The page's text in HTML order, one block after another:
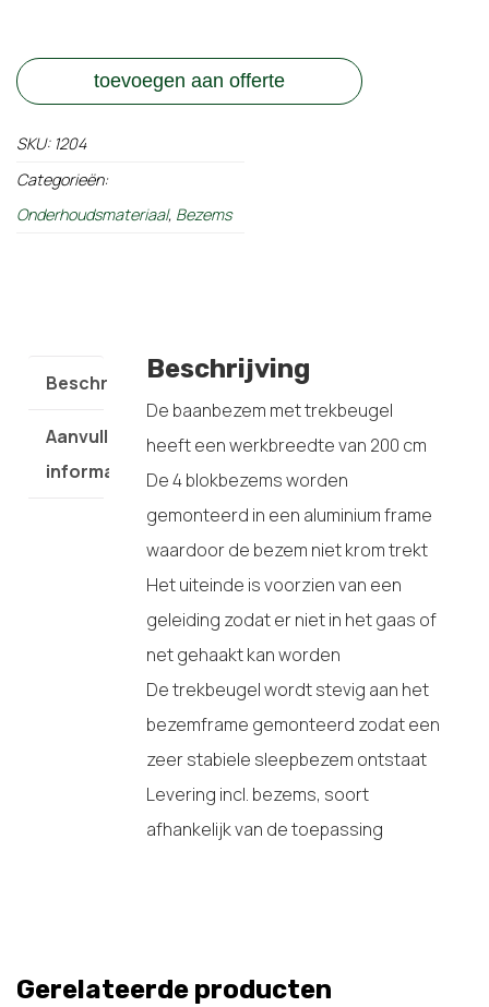
toevoegen aan offerte
SKU: 1204
Categorieën:
Onderhoudsmateriaal, Bezems
Beschrijving
Aanvullende
informatie
Beschrijving
De baanbezem met trekbeugel
heeft een werkbreedte van 200 cm
De 4 blokbezems worden
gemonteerd in een aluminium frame
waardoor de bezem niet krom trekt
Het uiteinde is voorzien van een
geleiding zodat er niet in het gaas of
net gehaakt kan worden
De trekbeugel wordt stevig aan het
bezemframe gemonteerd zodat een
zeer stabiele sleepbezem ontstaat
Levering incl. bezems, soort
afhankelijk van de toepassing
Gerelateerde producten